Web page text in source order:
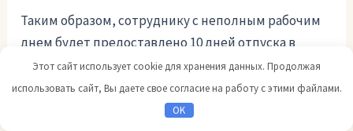
Таким образом, сотруднику с неполным рабочим
днем будет предоставлено 10 дней отпуска в
соответствии с его фактическим временем
работы.
Этот сайт использует cookie для хранения данных. Продолжая
использовать сайт, Вы даете свое согласие на работу с этими файлами.
OK